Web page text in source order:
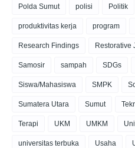
Polda Sumut polisi Politik
produktivitas kerja program
Research Findings Restorative
Samosir sampah SDGs
Siswa/Mahasiswa SMPK
Sumatera Utara Sumut
Terapi UKM UMKM
universitas terbuka Usaha